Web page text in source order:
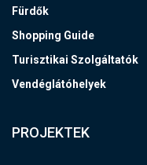
Fürdők
Shopping Guide
Turisztikai Szolgáltatók
Vendéglátóhelyek
PROJEKTEK